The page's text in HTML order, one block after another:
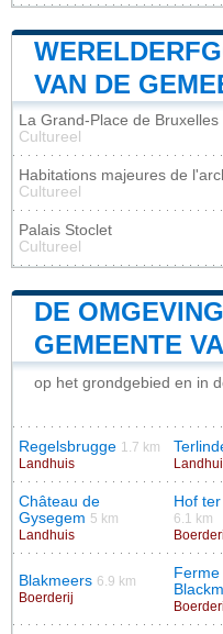
VAN DE
La Grand-Place de Bruxelles
Cultureel
Habitations majeures de
Cultureel
Palais Stoclet
Cultureel
DE
GEMEENTE
op het grondgebied en in
Regelsbrugge 1.7 km
Landhuis
Château de
Gysegem 5 km
Landhuis
Hof
6.1 km
Blakmeers 6.9 km
Boerderij
Ferme